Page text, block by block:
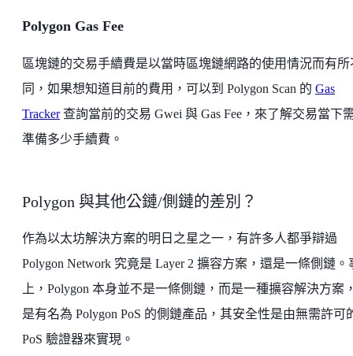
Polygon Gas Fee
區塊鏈的交易手續費是以當時區塊鏈網路的使用情況而有所
同，如果想知道目前的費用，可以到 Polygon Scan 的 Gas
Tracker查詢當前的交易 Gwei 與 Gas Fee，來了解交易當下
準備多少手續費。
Polygon 與其他公鏈/側鏈的差別？
作為以太坊解決方案的明日之星之一，有許多人都爭辯過
Polygon Network 究竟是 Layer 2 擴容方案，還是一條側鏈。
上，Polygon 本身並不是一條側鏈，而是一種擴容解決方案
是有名為 Polygon PoS 的側鏈產品，其安全性是由無需許可
PoS 驗證器來實現。